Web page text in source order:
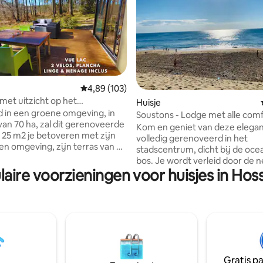
van 4,93 op 5, 55 recensiesGemiddelde beoordeling van 4,89 op 5, 103
4,89 (103)
uitzicht op het
fietsen
in een groene omgeving, in
70 ha, zal dit gerenoveerde
25 m2 je betoveren met zijn
omgeving, zijn terras van 27
fietsen voor volwassenen,
schoonmaak,
bars, restaurant,
en seizoensgebonden
Huisje
Soustons - Lodge met alle
bij de oceaan
Kom en geniet van deze
volledig gerenoveerd in het
stadscentrum, dicht bij de
bos. Je wordt verleid door de nette
inrichting, de verschillende
zijn ontworpen voor jouw
Aan de achterkant van onze
rust en perfecte privacy. In de
handelaars te voet.
voorzieningen voor huisjes in
Gratis